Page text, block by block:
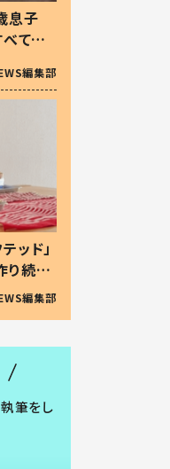
息子
べてを
許
編集部
ッド」
り続け
の子編集部
筆をし